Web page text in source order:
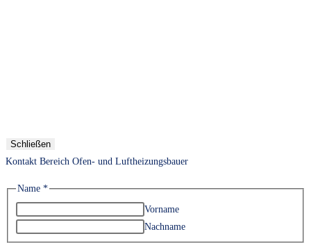
Schließen
Kontakt Bereich Ofen- und Luftheizungsbauer
Name *
Vorname
Nachname